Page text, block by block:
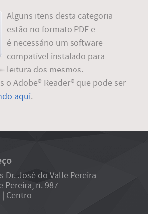
Alguns itens desta categoria
estão no formato PDF e
é necessário um software
compatível instalado para
leitura dos mesmos.
o Adobe® Reader® que pode ser
aqui.
Dr. José do Valle Pereira
Pereira, n. 987
| Centro